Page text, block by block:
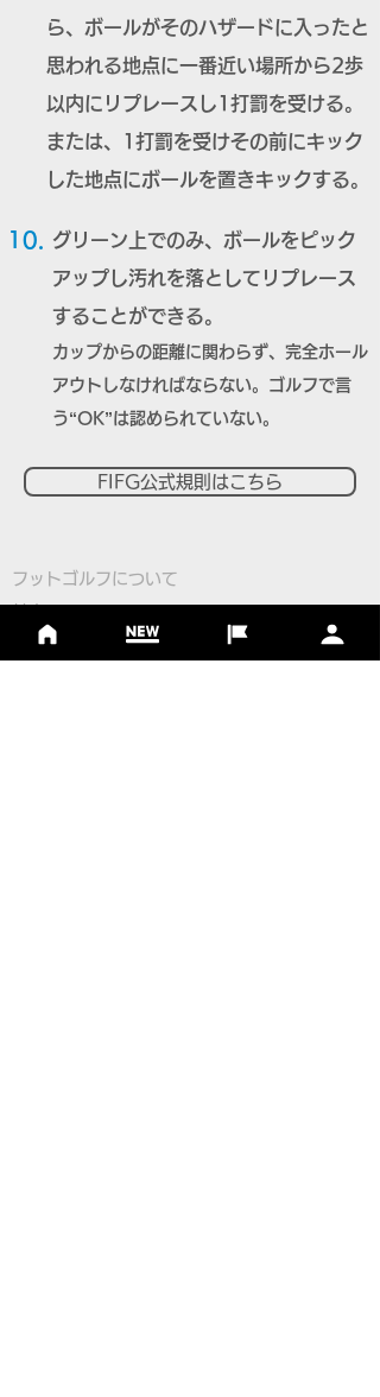
ら、ボールがそのハザードに入ったと
思われる地点に一番近い場所から2歩
以内にリプレースし1打罰を受ける。
または、1打罰を受けその前にキック
した地点にボールを置きキックする。
10.
グリーン上でのみ、ボールをピック
アップし汚れを落としてリプレース
することができる。
カップからの距離に関わらず、完全ホール
アウトしなければならない。ゴルフで言
う“OK”は認められていない。
FIFG公式規則はこちら
フットゴルフについて
ルール